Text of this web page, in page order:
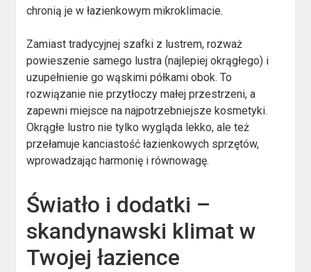
chronią je w łazienkowym mikroklimacie.
Zamiast tradycyjnej szafki z lustrem, rozważ
powieszenie samego lustra (najlepiej okrągłego) i
uzupełnienie go wąskimi półkami obok. To
rozwiązanie nie przytłoczy małej przestrzeni, a
zapewni miejsce na najpotrzebniejsze kosmetyki.
Okrągłe lustro nie tylko wygląda lekko, ale też
przełamuje kanciastość łazienkowych sprzętów,
wprowadzając harmonię i równowagę.
Światło i dodatki –
skandynawski klimat w
Twojej łazience